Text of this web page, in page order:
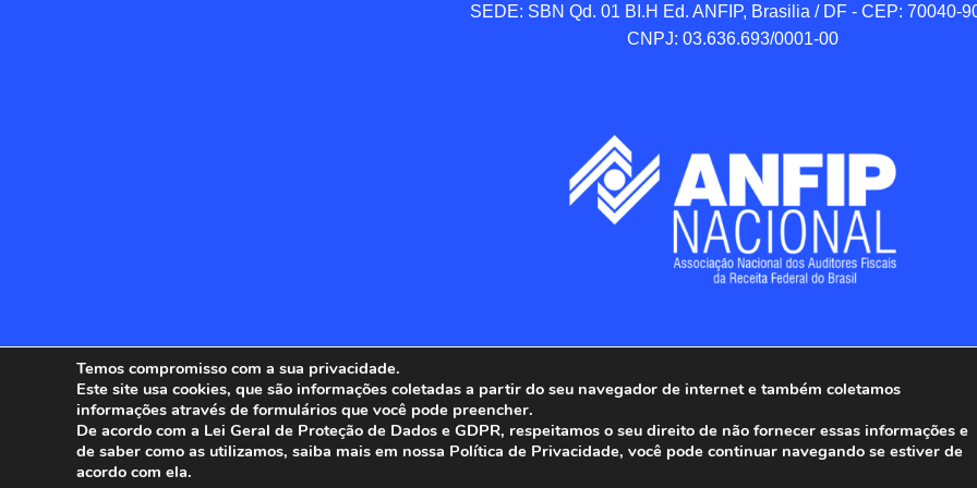
SEDE: SBN Qd. 01 BI.H Ed. ANFIP, Brasilia / DF - CEP: 70040-
CNPJ: 03.636.693/0001-00
ANFIP - Associação Nacional dos Auditores Fiscais da Receita Federal
Todos os Direitos Reservados.
Temos compromisso com a sua privacidade.
Este site usa cookies, que são informações coletadas a partir do seu navegador de internet e também coletamos
informações através de formulários que você pode preencher.
De acordo com a Lei Geral de Proteção de Dados e GDPR, respeitamos o seu direito de não fornecer essas informações e
de saber como as utilizamos, saiba mais em nossa Política de Privacidade, você pode continuar navegando se estiver de
acordo com ela.